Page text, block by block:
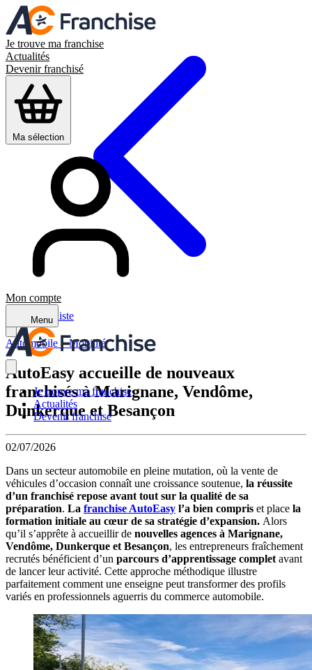
Je trouve ma franchise
Actualités
Devenir franchisé
Ma sélection
Mon compte
Menu
Je trouve ma franchise
Actualités
Devenir franchisé
Retour à la liste
Automobile – Mobilité
AutoEasy accueille de nouveaux
franchisés à Marignane, Vendôme,
Dunkerque et Besançon
02/07/2026
Dans un secteur automobile en pleine mutation, où la vente de
véhicules d’occasion connaît une croissance soutenue, la réussite
d’un franchisé repose avant tout sur la qualité de sa
préparation. La franchise AutoEasy l’a bien compris et place la
formation initiale au cœur de sa stratégie d’expansion. Alors
qu’il s’apprête à accueillir de nouvelles agences à Marignane,
Vendôme, Dunkerque et Besançon, les entrepreneurs fraîchement
recrutés bénéficient d’un parcours d’apprentissage complet avant
de lancer leur activité. Cette approche méthodique illustre
parfaitement comment une enseigne peut transformer des profils
variés en professionnels aguerris du commerce automobile.